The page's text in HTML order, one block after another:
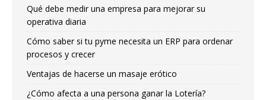
Qué debe medir una empresa para mejorar su
operativa diaria
Cómo saber si tu pyme necesita un ERP para ordenar
procesos y crecer
Ventajas de hacerse un masaje erótico
¿Cómo afecta a una persona ganar la Lotería?